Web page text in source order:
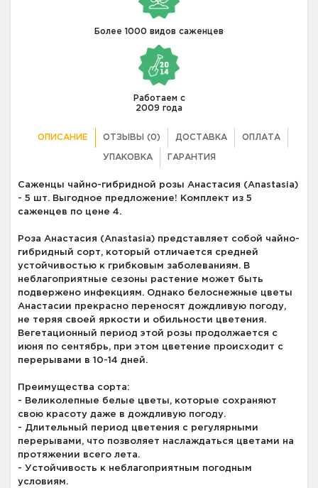
Более 1000 видов саженцев
Работаем с
2009 года
ОПИСАНИЕ ОТЗЫВЫ (0) ДОСТАВКА ОПЛАТА
УПАКОВКА ГАРАНТИЯ
Саженцы чайно-гибридной розы Анастасия (Anastasia)
- 5 шт. Выгодное предложение! Комплект из 5
саженцев по цене 4.
Роза Анастасия (Anastasia) представляет собой чайно-
гибридный сорт, который отличается средней
устойчивостью к грибковым заболеваниям. В
неблагоприятные сезоны растение может быть
подвержено инфекциям. Однако белоснежные цветы
Анастасии прекрасно переносят дождливую погоду,
не теряя своей яркости и обильности цветения.
Вегетационный период этой розы продолжается с
июня по сентябрь, при этом цветение происходит с
перерывами в 10-14 дней.
Преимущества сорта:
- Великолепные белые цветы, которые сохраняют
свою красоту даже в дождливую погоду.
- Длительный период цветения с регулярными
перерывами, что позволяет наслаждаться цветами на
протяжении всего лета.
- Устойчивость к неблагоприятным погодным
условиям.